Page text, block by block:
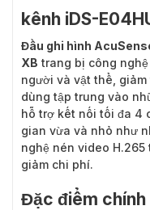
kênh iDS-
Đầu ghi hình
XB trang bị công
người và vật thể,
dùng tập trung vào
hỗ trợ kết nối tối đa 4
gian vừa và nhỏ như
nghệ nén video
giảm chi phí.
Đặc điểm chính